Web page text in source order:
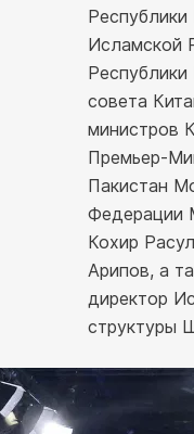
Исламской
совета
министров
Премьер-
Пакистан
Федерации
Кохир
Арипов, а
директор
структуры